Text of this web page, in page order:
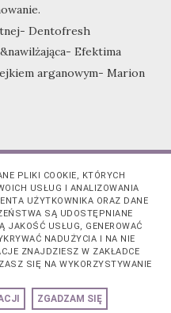
Dentofresh
Efektima
arganowym- Marion
do ciała Hagi Aqua
lustra...
PLIKI COOKIE, KTÓRYCH
USŁUG I ANALIZOWANIA
UŻYTKOWNIKA ORAZ DANE
SĄ UDOSTĘPNIANE
JAKOŚĆ USŁUG, GENEROWAĆ
NADUŻYCIA I NA NIE
ZNAJDZIESZ W ZAKŁADCE
SIĘ NA WYKORZYSTYWANIE
ZGADZAM SIĘ